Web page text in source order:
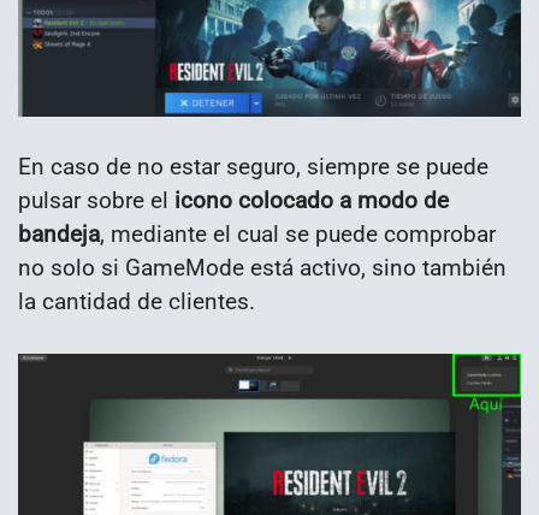
En caso de no estar seguro, siempre se puede
pulsar sobre el icono colocado a modo de
bandeja, mediante el cual se puede comprobar
no solo si GameMode está activo, sino también
la cantidad de clientes.